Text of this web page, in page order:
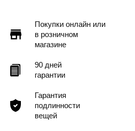
Покупки онлайн или
в розничном
магазине
90 дней
гарантии
Гарантия
подлинности
вещей